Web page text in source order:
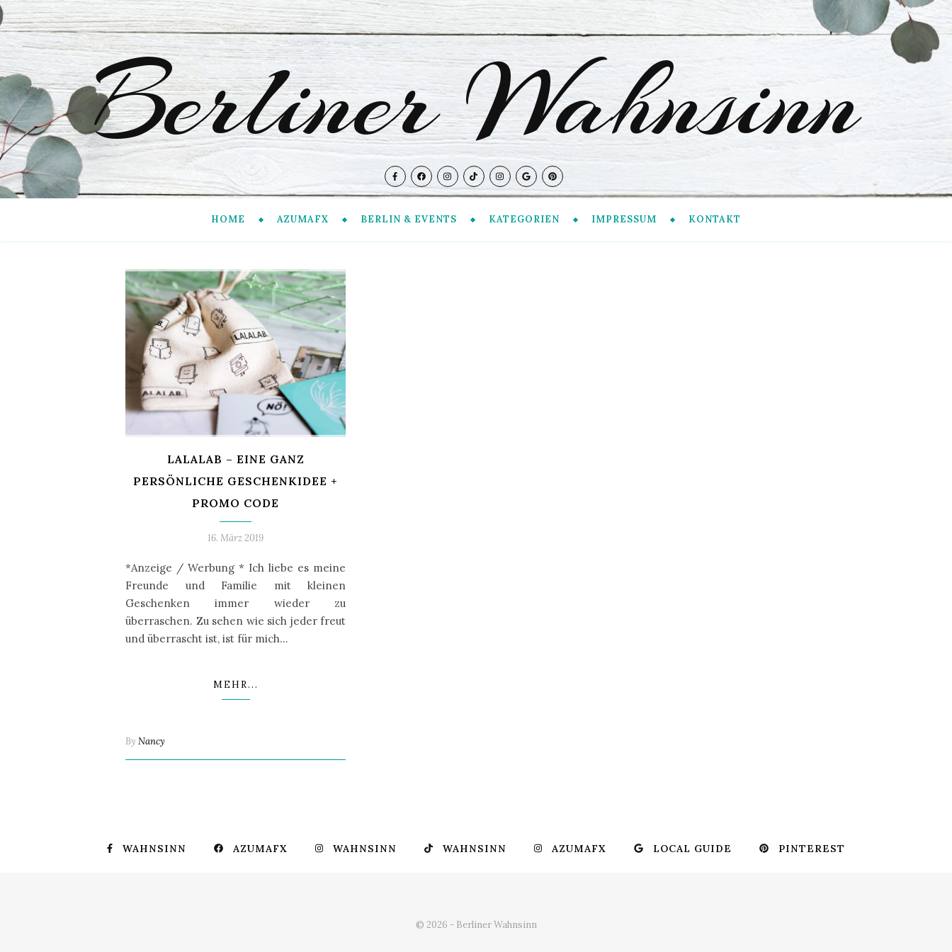
Berliner Wahnsinn
HOME AZUMAFX BERLIN & EVENTS KATEGORIEN IMPRESSUM KONTAKT
LALALAB – EINE GANZ
PERSÖNLICHE GESCHENKIDEE +
PROMO CODE
16. März 2019
*Anzeige / Werbung * Ich liebe es meine
Freunde und Familie mit kleinen
Geschenken immer wieder zu
überraschen. Zu sehen wie sich jeder freut
und überrascht ist, ist für mich…
MEHR...
By Nancy
WAHNSINN AZUMAFX WAHNSINN WAHNSINN AZUMAFX LOCAL GUIDE PINTEREST
© 2026 - Berliner Wahnsinn